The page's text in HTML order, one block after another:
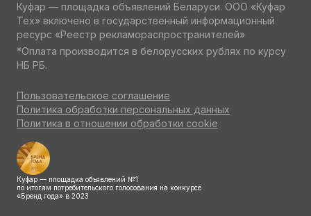
Куфар — площадка объявлений Беларуси. ООО «Куфар
Тех» включено в государственный информационный
ресурс «Реестр рекламораспространителей»
*Оплата производится в белорусских рублях по курсу
НБ РБ.
Пользовательское соглашение
Политика обработки персональных данных
Политика в отношении обработки cookie
Куфар — площадка объявлений №1
по итогам потребительского голосования на конкурсе
«Бренд года» в 2023